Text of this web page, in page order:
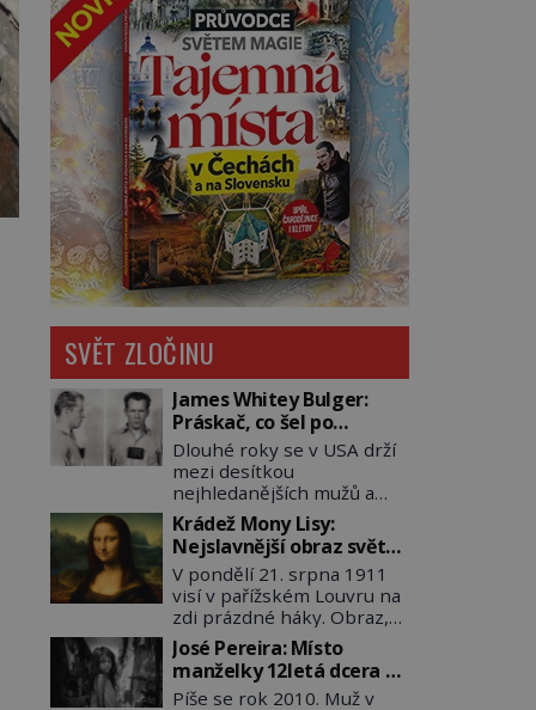
SVĚT ZLOČINU
James Whitey Bulger:
Práskač, co šel po
práskačích
Dlouhé roky se v USA drží
mezi desítkou
nejhledanějších mužů a
dopracuje to až na číslo
dvě – hned po Usámovi bin
Ládinovi (1957–2011). To je
James „Whitey“ Bulger
(1929–2018) viněný ze
spoluúčasti na 19
vraždách, vydírání a lichvy.
A samozřejmě, krom toho
je ještě drogový dealer,
Krádež Mony Lisy:
Nejslavnější obraz světa
zůstane dva roky
nezvěstný
V pondělí 21. srpna 1911
visí v pařížském Louvru na
zdi prázdné háky. Obraz,
který dnes zná celý svět, je
pryč. Zpočátku si nikdo
nemyslí, že jde o krádež.
Zaměstnanci jsou
José Pereira: Místo
manželky 12letá dcera –
a sousedi o všem vědí!
Píše se rok 2010. Muž v